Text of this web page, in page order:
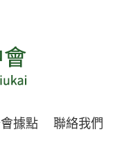
據點 聯絡我們